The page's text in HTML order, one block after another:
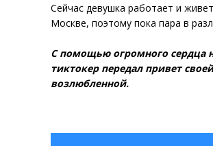
Сейчас девушка работает и
Москве, поэтому пока пара в
С помощью огромного сердца
тиктокер передал привет своей
возлюбленной.